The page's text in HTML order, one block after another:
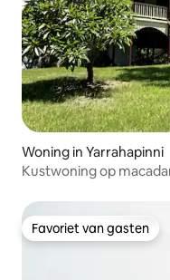
Woning in Yarrahapinni
Kustwoning op
Favoriet van gasten
Favoriet van gasten